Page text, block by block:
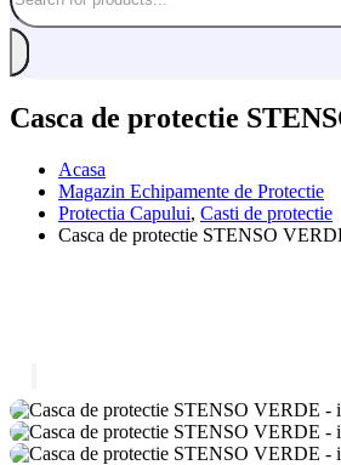
Casca de protectie
Acasa
Magazin Echipamente de Protectie
Protectia Capului, Casti de protectie
Casca de protectie STENSO